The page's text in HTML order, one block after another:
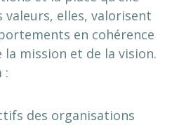
elles, valorisent
en cohérence
la mission et de la vision.
:
des organisations